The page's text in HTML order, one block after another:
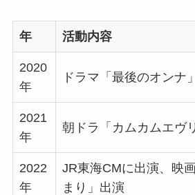
年 活動内容
2020
年
ドラマ「最後のオンナ
2021
年
朝ドラ「カムカムエヴ
2022
年
JR東海CMに出演、映
まり」出演